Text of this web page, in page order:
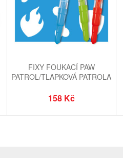
FIXY FOUKACÍ PAW
PATROL/TLAPKOVÁ PATROLA
158 Kč